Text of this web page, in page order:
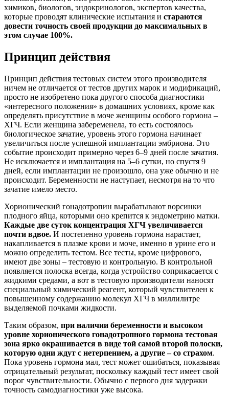
химиков, биологов, эндокринологов, экспертов качества,
которые проводят клинические испытания и стараются
довести точность своей продукции до максимальных в
этом случае 100%.
Принцип действия
Принцип действия тестовых систем этого производителя
ничем не отличается от тестов других марок и модификаций,
просто не изобретено пока другого способа диагностики
«интересного положения» в домашних условиях, кроме как
определять присутствие в моче женщины особого гормона –
ХГЧ. Если женщина забеременела, то есть состоялось
биологическое зачатие, уровень этого гормона начинает
увеличиться после успешной имплантации эмбриона. Это
событие происходит примерно через 6–9 дней после зачатия.
Не исключается и имплантация на 5–6 сутки, но спустя 9
дней, если имплантации не произошло, она уже обычно и не
происходит. Беременности не наступает, несмотря на то что
зачатие имело место.
Хорионический гонадотропин вырабатывают ворсинки
плодного яйца, которыми оно крепится к эндометрию матки.
Каждые две суток концентрация ХГЧ увеличивается
почти вдвое. И постепенно уровень гормона нарастает,
накапливается в плазме крови и моче, именно в урине его и
можно определить тестом. Все тесты, кроме цифрового,
имеют две зоны – тестовую и контрольную. В контрольной
появляется полоска всегда, когда устройство соприкасается с
жидкими средами, а вот в тестовую производители наносят
специальный химический реагент, который чувствителен к
повышенному содержанию молекул ХГЧ в миллилитре
выделяемой почками жидкости.
Таким образом, при наличии беременности и высоком
уровне хорионического гонадотропного гормона тестовая
зона ярко окрашивается в виде той самой второй полоски,
которую одни ждут с нетерпением, а другие – со страхом.
Пока уровень гормона мал, тест может ошибаться, показывая
отрицательный результат, поскольку каждый тест имеет свой
порог чувствительности. Обычно с первого дня задержки
точность самодиагностики уже высока.